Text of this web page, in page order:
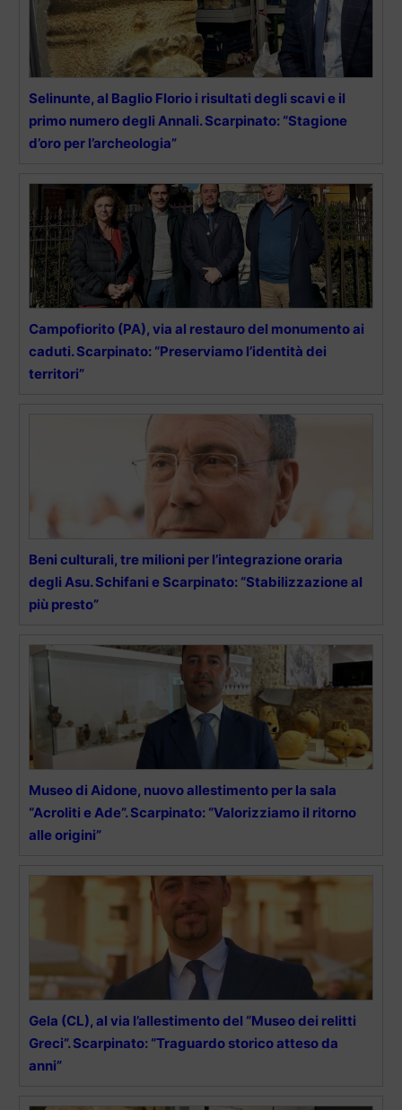
Selinunte, al Baglio Florio i risultati degli scavi e il
primo numero degli Annali. Scarpinato: “Stagione
d’oro per l’archeologia”
Campofiorito (PA), via al restauro del monumento ai
caduti. Scarpinato: “Preserviamo l’identità dei
territori”
Beni culturali, tre milioni per l’integrazione oraria
degli Asu. Schifani e Scarpinato: “Stabilizzazione al
più presto”
Museo di Aidone, nuovo allestimento per la sala
“Acroliti e Ade”. Scarpinato: “Valorizziamo il ritorno
alle origini”
Gela (CL), al via l’allestimento del “Museo dei relitti
Greci”. Scarpinato: “Traguardo storico atteso da
anni”